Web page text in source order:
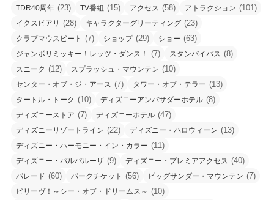
TDR40周年 (23) TV番組 (15) アクセス (58) アトラクション (101)
イクスピアリ (28) キャラクターグリーティング (23)
クラブマウスビート (7) ショップ(29) ショー (63)
ジャンボリミッキー！レッツ・ダンス！ (7) スタンバイパス (8)
スニーク (12) スプラッシュ・マウンテン (10)
センター・オブ・ジ・アース (7) タワー・オブ・テラー (13)
タートル・トーク (10) ディズニーアンバサダーホテル (8)
ディズニーストア (7) ディズニーホテル (47)
ディズニーリゾートライン (22) ディズニー・ハロウィーン (13)
ディズニー・ハーモニー・イン・カラー (11)
ディズニー・パルパルーザ (9) ディズニー・プレミアアクセス (40)
パレード (60) パークチケット (56) ビッグサンダー・マウンテン (7)
ビリーヴ！～シー・オブ・ドリームス～ (10)